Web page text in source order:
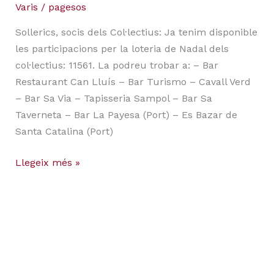
Varis / pagesos
Sollerics, socis dels Col·lectius: Ja tenim disponible
les participacions per la loteria de Nadal dels
col·lectius: 11561. La podreu trobar a: – Bar
Restaurant Can Lluís – Bar Turismo – Cavall Verd
– Bar Sa Via – Tapisseria Sampol – Bar Sa
Taverneta – Bar La Payesa (Port) – Es Bazar de
Santa Catalina (Port)
Llegeix més »